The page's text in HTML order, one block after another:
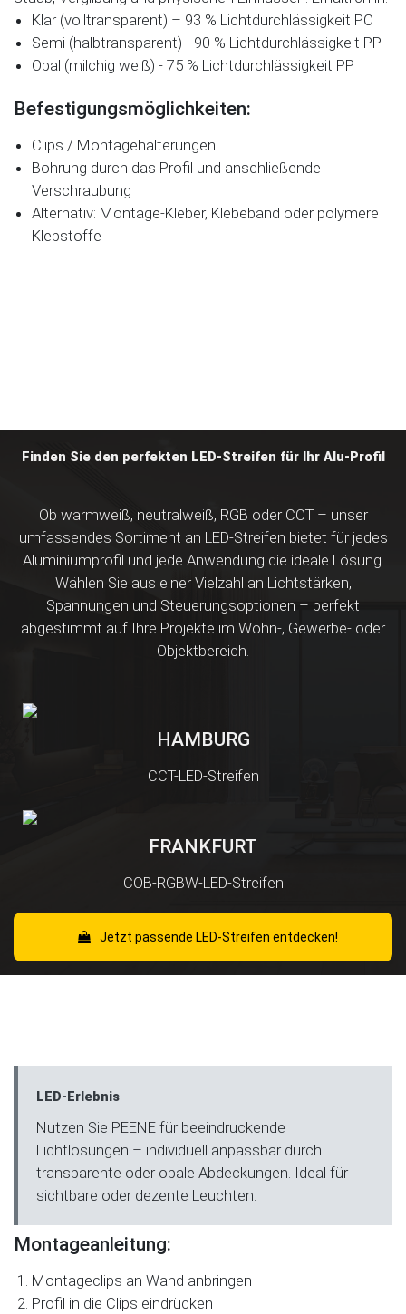
Klar (volltransparent) – 93 % Lichtdurchlässigkeit PC
Semi (halbtransparent) - 90 % Lichtdurchlässigkeit PP
Opal (milchig weiß) - 75 % Lichtdurchlässigkeit PP
Befestigungsmöglichkeiten:
Clips / Montagehalterungen
Bohrung durch das Profil und anschließende
Verschraubung
Alternativ: Montage-Kleber, Klebeband oder polymere
Klebstoffe
Finden Sie den perfekten LED-Streifen für Ihr Alu-Profil
Ob warmweiß, neutralweiß, RGB oder CCT – unser
umfassendes Sortiment an LED-Streifen bietet für jedes
Aluminiumprofil und jede Anwendung die ideale Lösung.
Wählen Sie aus einer Vielzahl an Lichtstärken,
Spannungen und Steuerungsoptionen – perfekt
abgestimmt auf Ihre Projekte im Wohn-, Gewerbe- oder
Objektbereich.
HAMBURG
CCT-LED-Streifen
FRANKFURT
COB-RGBW-LED-Streifen
Jetzt passende LED-Streifen entdecken!
LED-Erlebnis
Nutzen Sie PEENE für beeindruckende
Lichtlösungen – individuell anpassbar durch
transparente oder opale Abdeckungen. Ideal für
sichtbare oder dezente Leuchten.
Montageanleitung:
Montageclips an Wand anbringen
Profil in die Clips eindrücken